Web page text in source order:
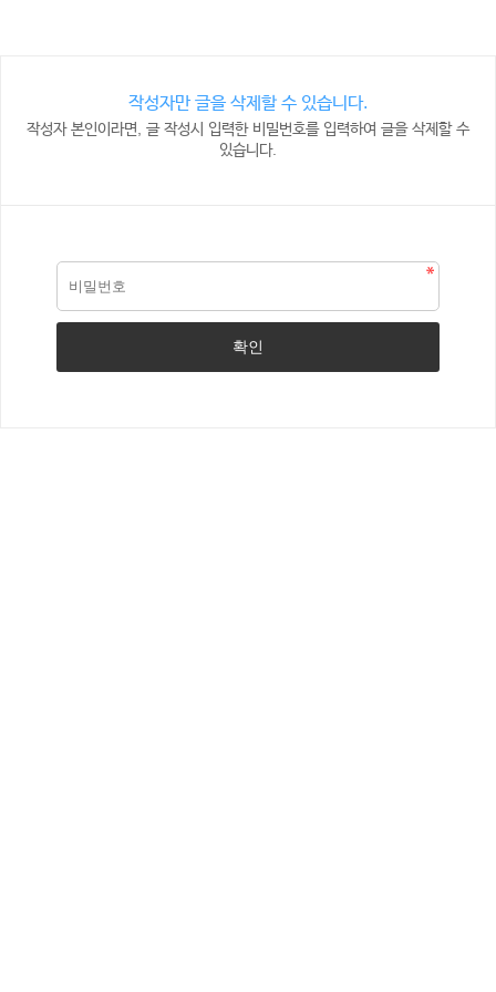
작성자만 글을 삭제할 수 있습니다.
작성자 본인이라면, 글 작성시 입력한 비밀번호를 입력하여 글을 삭제할 수
있습니다.